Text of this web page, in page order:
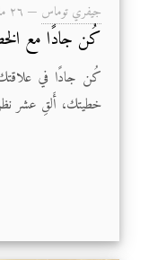
جيفري توماس — ۲٦ مايو ۲۰۲۰
كُن جادًا مع
كُن جادًا في علاقتك
خطيتك، أَلقِ عشر